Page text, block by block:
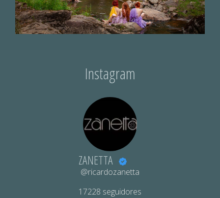
Instagram
ZANETTA
@ricardozanetta
17228 seguidores